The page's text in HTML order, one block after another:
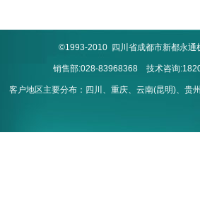
©1993-2010 四川省成都市新都永
销售部:028-83968368 技术咨询
客户地区主要分布：四川、重庆、云南(昆明)、贵